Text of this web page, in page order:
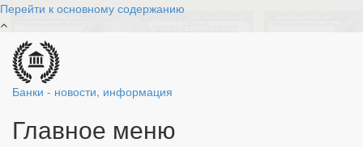
Перейти к основному содержанию
Банки - новости, информация
Главное меню